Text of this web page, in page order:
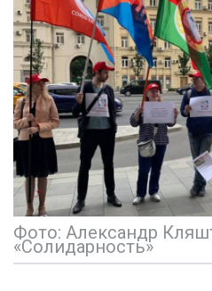
Фото: Александр
«Солидарность»